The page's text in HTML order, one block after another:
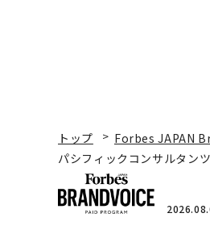
トップ Forbes JAPAN
パシフィックコンサルタン